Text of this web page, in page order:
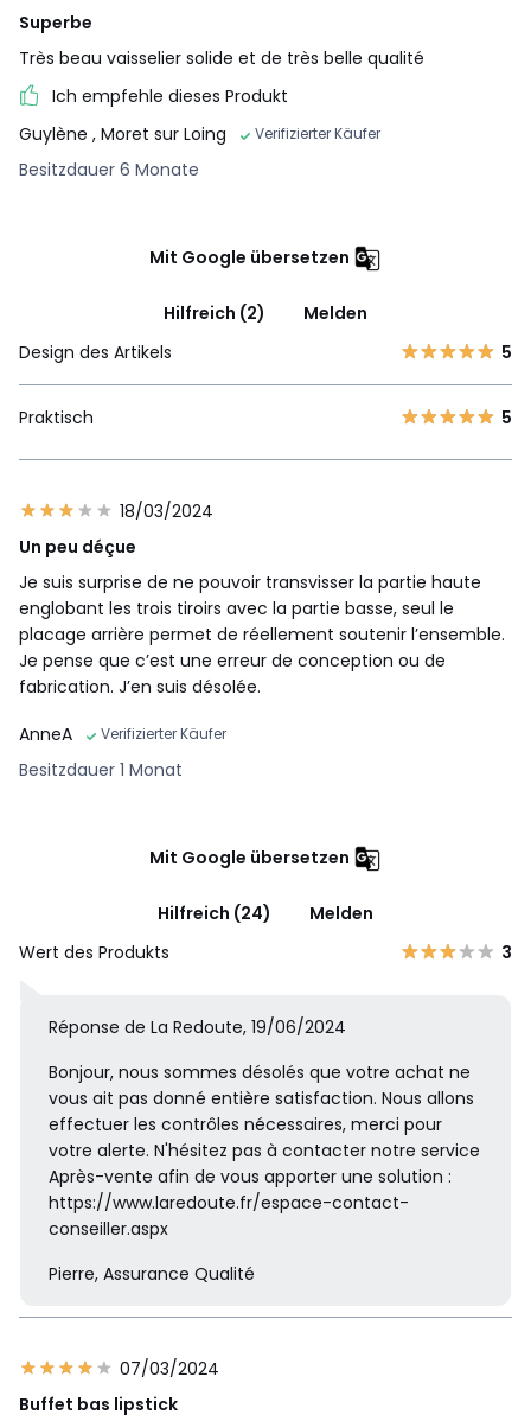
Superbe
Très beau vaisselier solide et de très belle qualité
Ich empfehle dieses Produkt
Guylène , Moret sur Loing Verifizierter Käufer
Besitzdauer 6 Monate
Mit Google übersetzen
Hilfreich (2)
Melden
Design des Artikels
5
Praktisch 5
18/03/2024
Un peu déçue
Je suis surprise de ne pouvoir transvisser la partie haute
englobant les trois tiroirs avec la partie basse, seul le
placage arrière permet de réellement soutenir l’ensemble.
Je pense que c’est une erreur de conception ou de
fabrication. J’en suis désolée.
AnneA
Verifizierter Käufer
Besitzdauer 1 Monat
Mit Google übersetzen
Hilfreich (24)
Melden
Wert des Produkts
3
Réponse de La Redoute, 19/06/2024
Bonjour, nous sommes désolés que votre achat ne
vous ait pas donné entière satisfaction. Nous allons
effectuer les contrôles nécessaires, merci pour
votre alerte. N'hésitez pas à contacter notre service
Après-vente afin de vous apporter une solution :
https://www.laredoute.fr/espace-contact-
conseiller.aspx
Pierre, Assurance Qualité
07/03/2024
Buffet bas lipstick